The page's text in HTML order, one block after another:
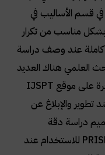
قسم الأساليب في
مناسب من تكرار
عند وصف دراسة
العلمي هناك العديد
على موقع IJSPT
تطوير والإبلاغ عن
دراسة دقة
للاستخدام عند